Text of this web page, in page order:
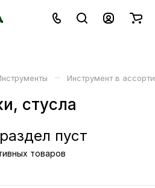
– Инструмент в
стусла
пуст
товаров